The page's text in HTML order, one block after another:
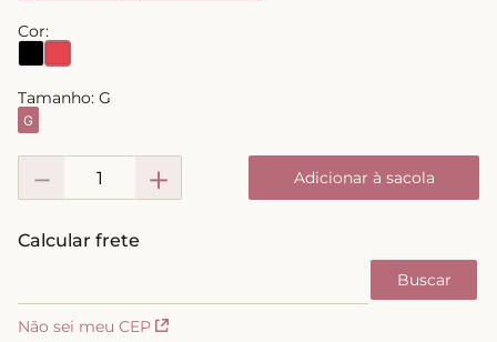
Cor:
Tamanho: G
G
＋
－ Adicionar à sacola
Não sei meu CEP
triangulo
short doll
10º plus